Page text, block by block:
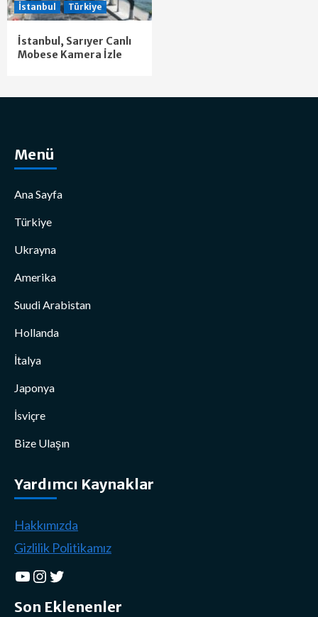
İstanbul Türkiye
İstanbul, Sarıyer Canlı
Mobese Kamera İzle
Menü
Ana Sayfa
Türkiye
Ukrayna
Amerika
Suudi Arabistan
Hollanda
İtalya
Japonya
İsviçre
Bize Ulaşın
Yardımcı Kaynaklar
Hakkımızda
Gizlilik Politikamız
YouTube
Instagram
Twitter
Son Eklenenler